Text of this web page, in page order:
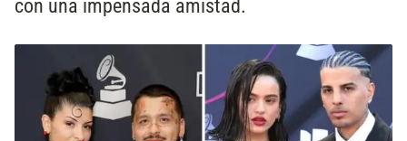
con una impensada amistad.